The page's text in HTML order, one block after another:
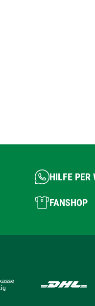
HILFE PER
FANSHOP